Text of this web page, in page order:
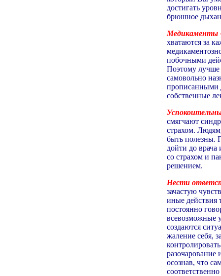
достигать
брюшное
Медикаменты -
хватаются за
побочными
Поэтому лучше
самовольно
прописанными
собственные
смягчают
страхом.
быть полезны.
дойти до врача
со страхом и
решением.
Нести
зачастую
иные действия
постоянно
всевозможные
создаются
жаление себя,
разочарование
осознав, что